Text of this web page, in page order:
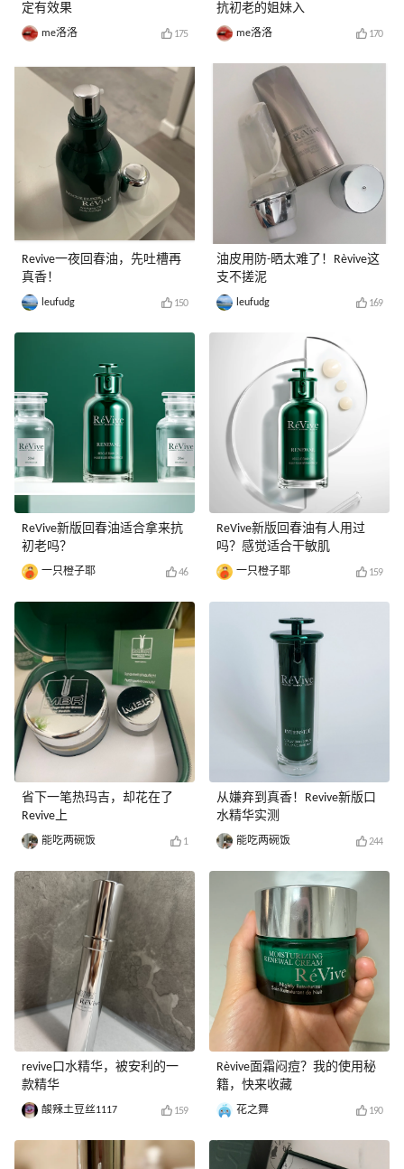
定有效果
me洛洛 175
Revive一夜回春油，先吐槽再
真香！
leufudg 150
ReVive新版回春油适合拿来抗
初老吗？
一只橙子耶 46
省下一笔热玛吉，却花在了
Revive上
能吃两碗饭 1
revive口水精华，被安利的一
款精华
酸辣土豆丝1117 159
抗初老的姐妹入
me洛洛 170
油皮用防-晒太难了！Rèvive这
支不搓泥
leufudg 169
ReVive新版回春油有人用过
吗？感觉适合干敏肌
一只橙子耶 159
从嫌弃到真香！Revive新版口
水精华实测
能吃两碗饭 244
Rèvive面霜闷痘？我的使用秘
籍，快来收藏
花之舞 190